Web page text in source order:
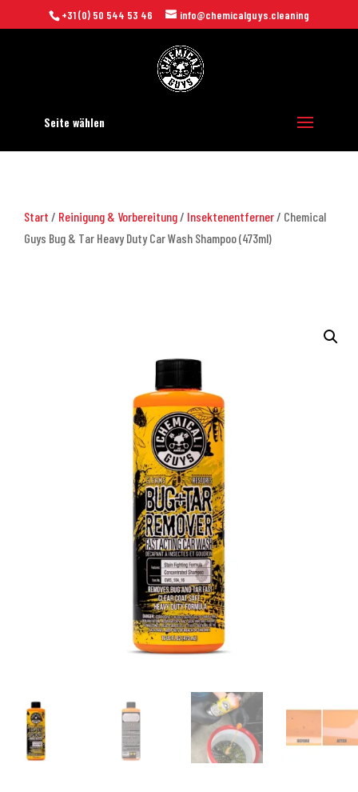
+31 (0) 50 544 53 46 info@chemicalguys.cleaning
Seite wählen
Start / Reinigung & Vorbereitung/ Insektenentferner/ Chemical
Guys Bug & Tar Heavy Duty Car Wash Shampoo (473ml)